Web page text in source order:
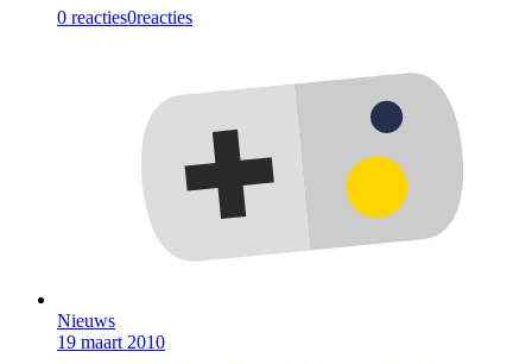
0 reacties0reacties
Nieuws
19 maart 2010